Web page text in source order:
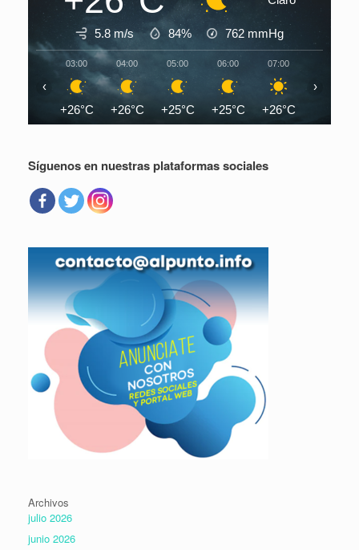
5.8 m/s 84% 762 mmHg
03:00
+26°C
04:00
+26°C
05:00
+25°C
06:00
+25°C
07:00
+26°C
‹ ›
Síguenos en nuestras plataformas sociales
Archivos
julio 2026
junio 2026